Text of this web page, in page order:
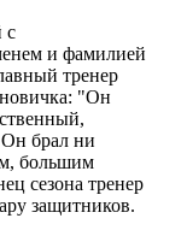
с
и фамилией
тренер
"Он
брал ни
большим
сезона тренер
защитников.